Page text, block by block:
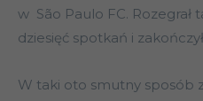
w São Paulo FC. Rozegrał
dziesięć spotkań i
W taki oto smutny sposób